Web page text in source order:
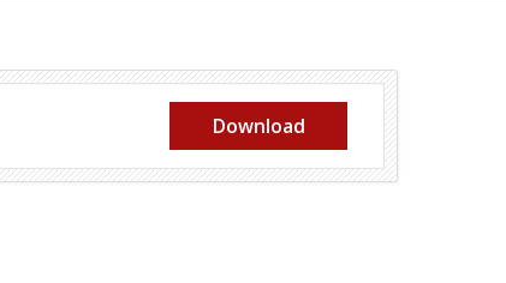
(abre em nova janela)Download